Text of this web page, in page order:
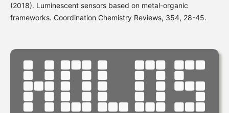
(2018). Luminescent sensors based on metal-organic
frameworks. Coordination Chemistry Reviews, 354, 28-45.